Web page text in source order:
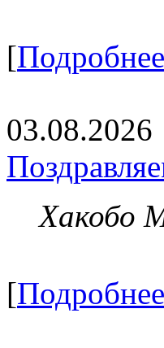
[Подробнее
03.08.2026
Хакобо
[Подробнее